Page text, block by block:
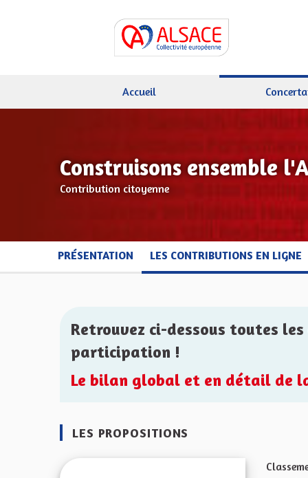
Accueil
Construisons ensemble
Contribution citoyenne
PRÉSENTATION LES CONTRIBUTIONS EN LIGNE
Retrouvez ci-dessous toutes
participation !
Le bilan global et en détail de
LES PROPOSITIONS